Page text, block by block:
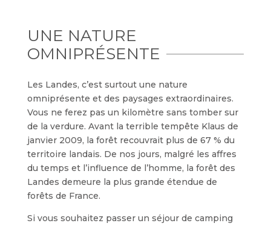
UNE NATURE
OMNIPRÉSENTE
Les Landes, c’est surtout une nature
omniprésente et des paysages extraordinaires.
Vous ne ferez pas un kilomètre sans tomber sur
de la verdure. Avant la terrible tempête Klaus de
janvier 2009, la forêt recouvrait plus de 67 % du
territoire landais. De nos jours, malgré les affres
du temps et l’influence de l’homme, la forêt des
Landes demeure la plus grande étendue de
forêts de France.
Si vous souhaitez passer un séjour de camping